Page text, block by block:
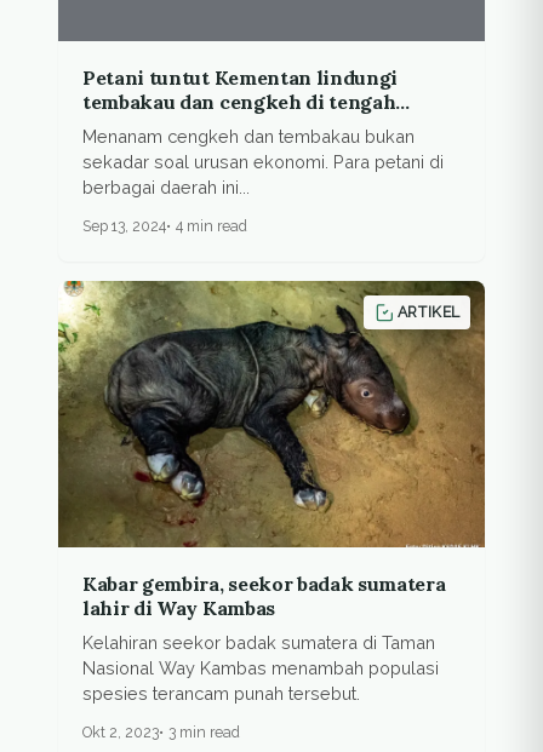
Petani tuntut Kementan lindungi
tembakau dan cengkeh di tengah
regulasi diskriminatif
Menanam cengkeh dan tembakau bukan
sekadar soal urusan ekonomi. Para petani di
berbagai daerah ini...
Sep 13, 2024 4 min read
ARTIKEL
Kabar gembira, seekor badak sumatera
lahir di Way Kambas
Kelahiran seekor badak sumatera di Taman
Nasional Way Kambas menambah populasi
spesies terancam punah tersebut.
Okt 2, 2023 3 min read